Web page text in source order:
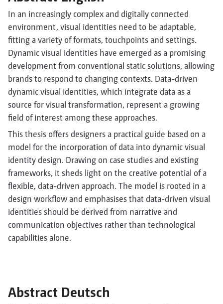
In an increasingly complex and digitally connected
environment, visual identities need to be adaptable,
fitting a variety of formats, touchpoints and settings.
Dynamic visual identities have emerged as a promising
development from conventional static solutions, allowing
brands to respond to changing contexts. Data-driven
dynamic visual identities, which integrate data as a
source for visual transformation, represent a growing
field of interest among these approaches.
This thesis offers designers a practical guide based on a
model for the incorporation of data into dynamic visual
identity design. Drawing on case studies and existing
frameworks, it sheds light on the creative potential of a
flexible, data-driven approach. The model is rooted in a
design workflow and emphasises that data-driven visual
identities should be derived from narrative and
communication objectives rather than technological
capabilities alone.
Abstract Deutsch